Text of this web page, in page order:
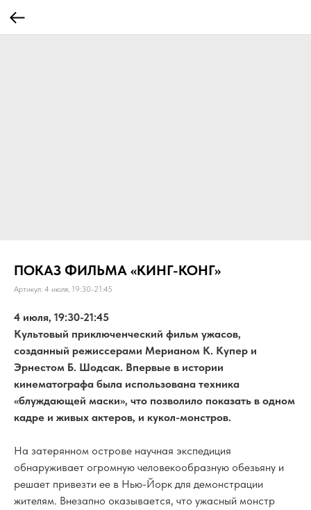
ПОКАЗ ФИЛЬМА «КИНГ-КОНГ»
Артикул: 4 июля, 19:30-21:45
4 июля, 19:30-21:45
Культовый приключенческий фильм ужасов,
созданный режиссерами Мерианом К. Купер и
Эрнестом Б. Шодсак. Впервые в истории
кинематографа была использована техника
«блуждающей маски», что позволило показать в одном
кадре и живых актеров, и кукол-монстров.
На затерянном острове научная экспедиция
обнаруживает огромную человекообразную обезьяну и
решает привезти ее в Нью-Йорк для демонстрации
жителям. Внезапно оказывается, что ужасный монстр